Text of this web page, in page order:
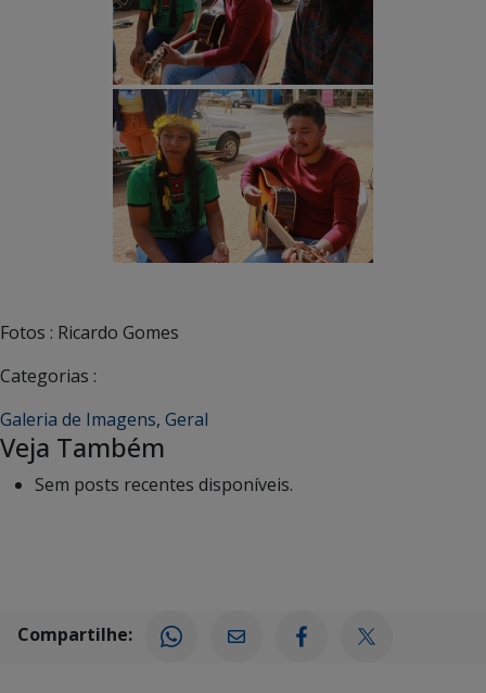
Fotos : Ricardo Gomes
Categorias :
Galeria de Imagens, Geral
Veja Também
Sem posts recentes disponíveis.
Compartilhe: